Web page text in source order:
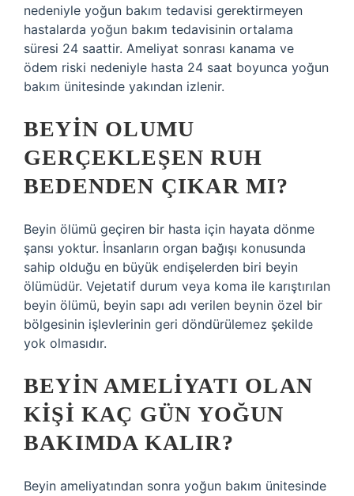
nedeniyle yoğun bakım tedavisi gerektirmeyen
hastalarda yoğun bakım tedavisinin ortalama
süresi 24 saattir. Ameliyat sonrası kanama ve
ödem riski nedeniyle hasta 24 saat boyunca yoğun
bakım ünitesinde yakından izlenir.
BEYIN OLUMU
GERÇEKLEŞEN RUH
BEDENDEN ÇIKAR MI?
Beyin ölümü geçiren bir hasta için hayata dönme
şansı yoktur. İnsanların organ bağışı konusunda
sahip olduğu en büyük endişelerden biri beyin
ölümüdür. Vejetatif durum veya koma ile karıştırılan
beyin ölümü, beyin sapı adı verilen beynin özel bir
bölgesinin işlevlerinin geri döndürülemez şekilde
yok olmasıdır.
BEYIN AMELIYATI OLAN
KIŞI KAÇ GÜN YOĞUN
BAKIMDA KALIR?
Beyin ameliyatından sonra yoğun bakım ünitesinde